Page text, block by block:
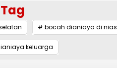
Tag
# bocah dianiaya di nias
keluarga